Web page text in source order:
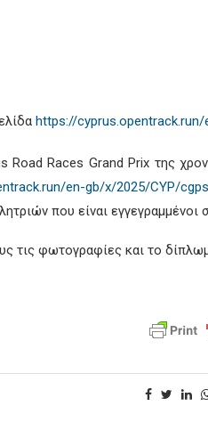
https://
Road Races Grand Prix της
en-gb/x/2025/CYP/
που είναι εγγεγραμμένοι
τις φωτογραφίες και το